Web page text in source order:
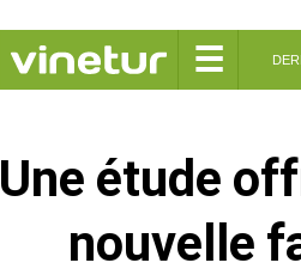
☰
Une étude
nouvelle